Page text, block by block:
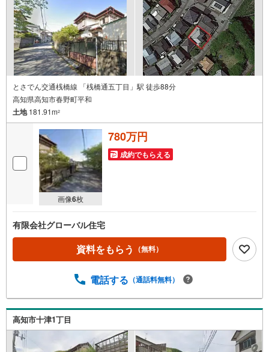
とさでん交通桟橋線 「桟橋通五丁目」駅 徒歩88分
高知県高知市春野町平和
土地181.91m2
画像6枚
780万円
成約でもらえる
有限会社グローバル住宅
資料をもらう （無料）
電話する （通話料無料）
高知市十津1丁目